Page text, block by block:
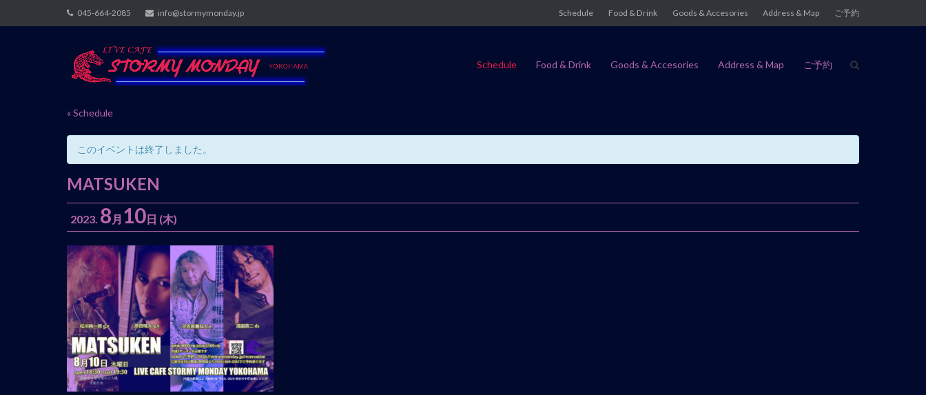
to
045-664-2085 info@stormymonday.jp Schedule Food & Drink Goods & Accesories Address & Map ご予約
Schedule Food & Drink Goods & Accesories Address & Map ご予約
« Schedule
このイベントは終了しました。
MATSUKEN
2023. 8 月 10日 (木)
イ
ベ
ン
ト
ナ
ビ
ゲ
ー
シ